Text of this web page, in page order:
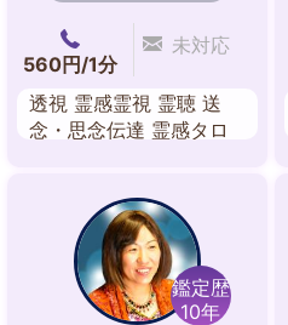
560円/1分
未対応
透視 霊感霊視 霊聴 送
念・思念伝達 霊感タロ
鑑定歴
10年